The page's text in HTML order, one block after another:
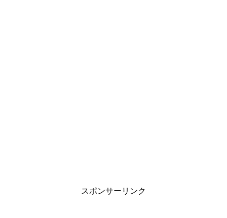
スポンサーリンク